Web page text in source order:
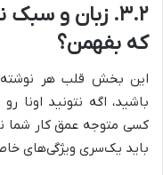
۳.۲. زبان و
که بفهمن؟
این بخش قلب هر
باشید، اگه نتونید اونا
کسی متوجه عمق کار شما
باید یک‌سری ویژگی‌های